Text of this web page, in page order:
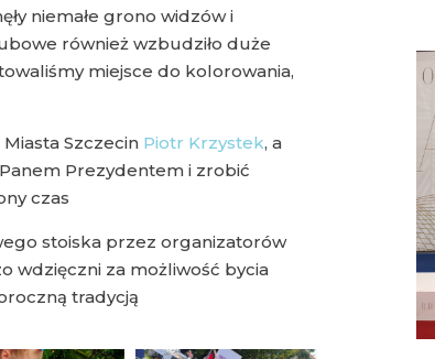
niemałe grono widzów i
również wzbudziło duże
miejsce do kolorowania,
Szczecin Piotr Krzystek, a
Prezydentem i zrobić
czas
stoiska przez organizatorów
wdzięczni za możliwość bycia
tradycją